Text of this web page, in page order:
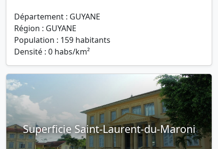
Département : GUYANE
Région : GUYANE
Population : 159 habitants
Densité : 0 habs/km²
Superficie Saint-Laurent-du-Maroni